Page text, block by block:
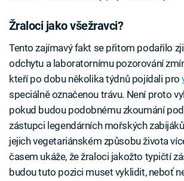
Žraloci jako všežravci?
Tento zajímavý fakt se přitom podařilo
odchytu a laboratornímu pozorování
kteří po dobu několika týdnů pojídali pro
speciálně označenou trávu. Není proto
pokud budou podobnému zkoumání
zástupci legendárních mořských
jejich vegetariánském způsobu života
časem ukáže, že žraloci jakožto typičtí
budou tuto pozici muset vyklidit, neboť